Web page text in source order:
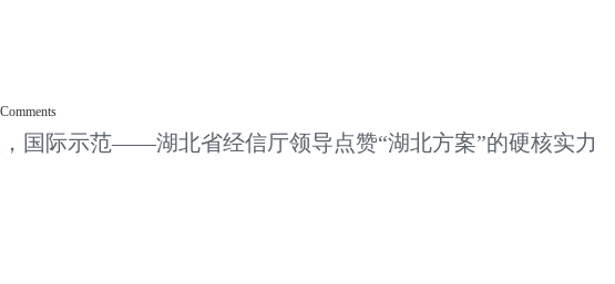
国际示范——湖北省经信厅领导点赞“湖北方案”的硬核实力